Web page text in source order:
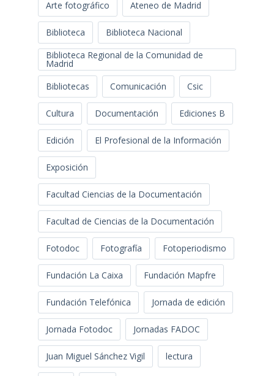
Arte fotográfico Ateneo de Madrid
Biblioteca
Biblioteca Nacional
Biblioteca Regional de la Comunidad de
Madrid
Bibliotecas
Comunicación Csic
Cultura Documentación Ediciones B
Edición El Profesional de la Información
Exposición
Facultad Ciencias de la Documentación
Facultad de Ciencias de la Documentación
Fotodoc Fotografía Fotoperiodismo
Fundación La Caixa Fundación Mapfre
Fundación Telefónica Jornada de edición
Jornada Fotodoc Jornadas FADOC
Juan Miguel Sánchez Vigil lectura